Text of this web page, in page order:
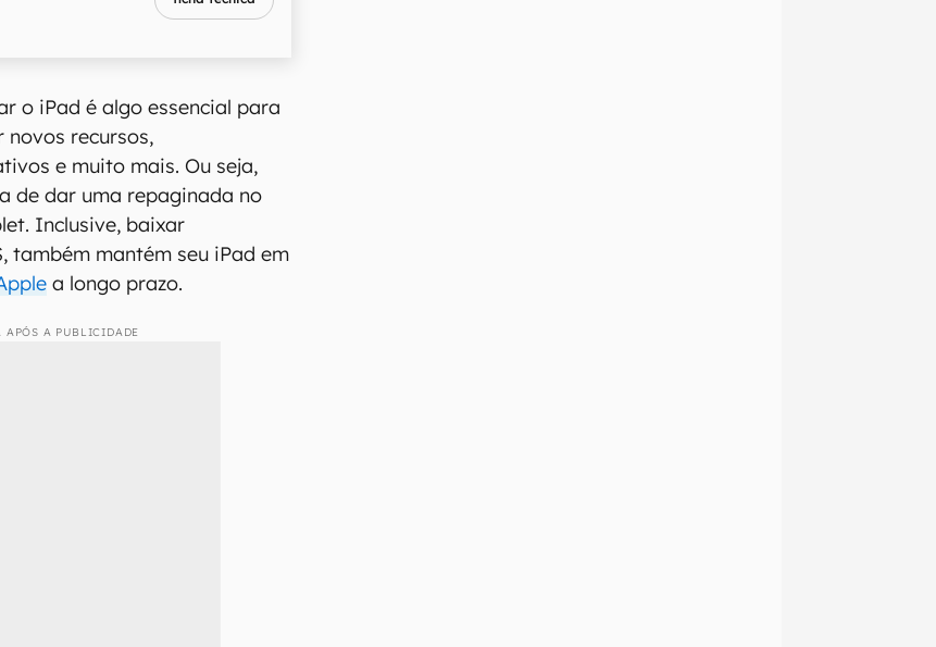
o iPad é algo essencial para
recursos,
e muito mais. Ou seja,
de dar uma repaginada no
Inclusive, baixar
também mantém seu iPad em
a longo prazo.
APÓS A PUBLICIDADE